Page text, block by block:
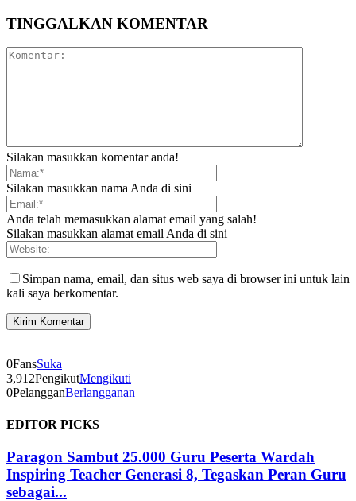
TINGGALKAN KOMENTAR
Silakan masukkan komentar anda!
Silakan masukkan nama Anda di sini
Anda telah memasukkan alamat email yang salah!
Silakan masukkan alamat email Anda di sini
Simpan nama, email, dan situs web saya di browser ini untuk lain
kali saya berkomentar.
0FansSuka
3,912PengikutMengikuti
0PelangganBerlangganan
EDITOR PICKS
Paragon Sambut 25.000 Guru Peserta Wardah
Inspiring Teacher Generasi 8, Tegaskan Peran Guru
sebagai...